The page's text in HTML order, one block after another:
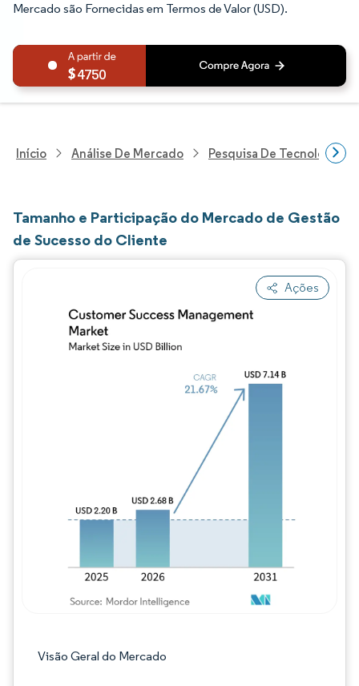
Mercado são Fornecidas em Termos de Valor (USD).
4750
Início Análise De Mercado Pesquisa De Tecnologia,
Tamanho e Participação do Mercado de Gestão
de Sucesso do Cliente
Ações
Visão Geral do Mercado
Imagem © Mordor Intelligence. O reuso